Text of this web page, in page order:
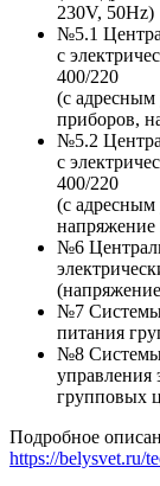
230V, 50Hz)
№5.1
с
400/220
(c адресным
приборов,
№5.2
с
400/220
(c
№6
№7 Системы
питания
№8 Системы
управления
групповых
Подробное
https://belysvet.ru/